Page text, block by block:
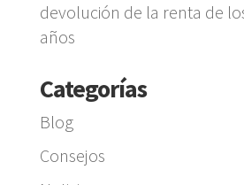
devolución de la renta de
años
Categorías
Blog
Consejos